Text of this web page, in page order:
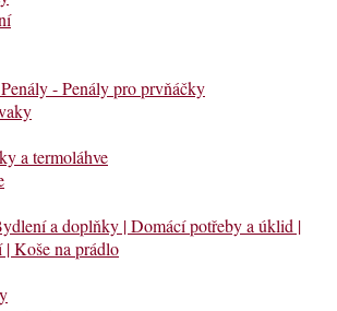
- Penály pro prvňáčky
a termoláhve
a doplňky | Domácí potřeby a úklid |
| Koše na prádlo